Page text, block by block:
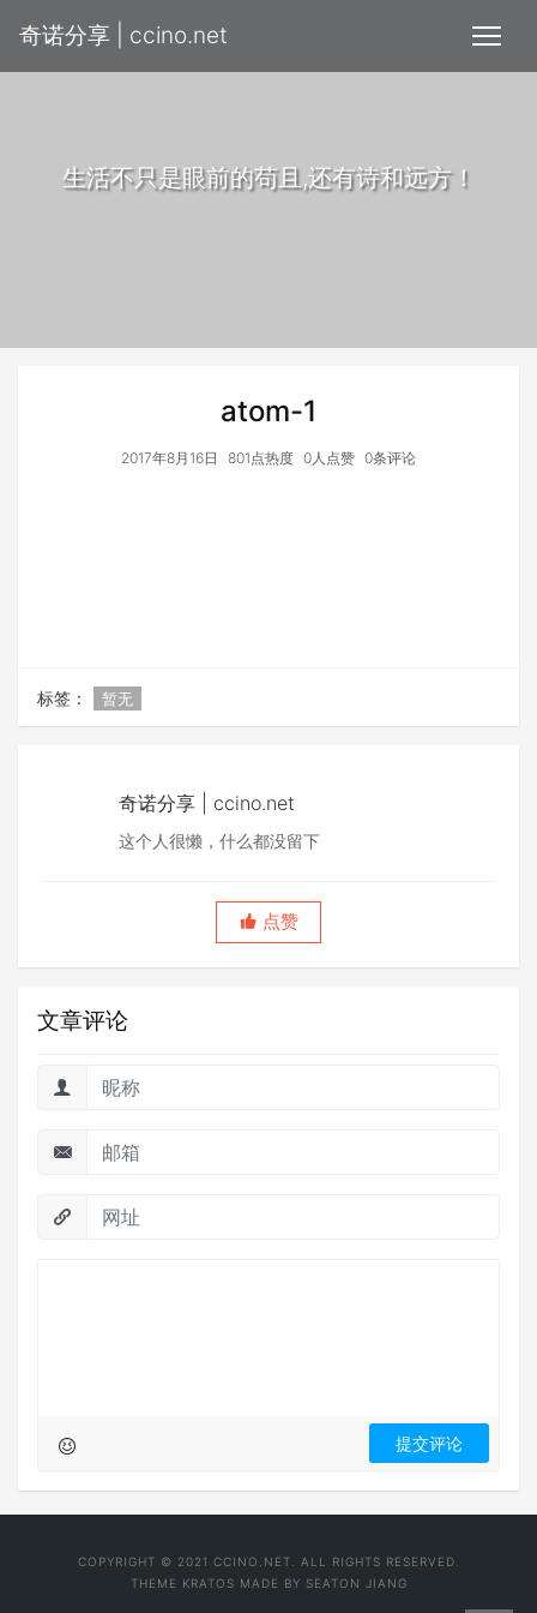
奇诺分享 | ccino.net
生活不只是眼前的苟且,还有诗和远方！
atom-1
2017年8月16日 801点热度 0人点赞 0条评论
标签： 暂无
奇诺分享 | ccino.net
这个人很懒，什么都没留下
点赞
文章评论
COPYRIGHT © 2021 CCINO.NET. ALL RIGHTS RESERVED.
THEME KRATOS MADE BY SEATON JIANG